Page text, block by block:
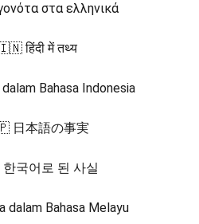
στα ελληνικά
हिंदी में तथ्य
Bahasa Indonesia
日本語の事実
국어로 된 사실
Bahasa Melayu